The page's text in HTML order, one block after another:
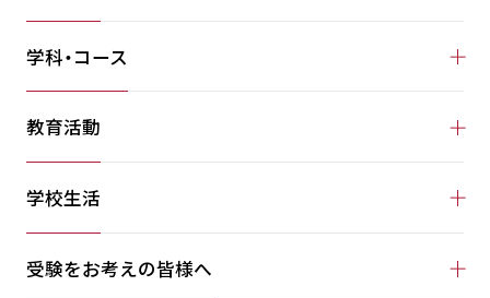
学科・コース
教育活動
学校生活
受験をお考えの皆様へ